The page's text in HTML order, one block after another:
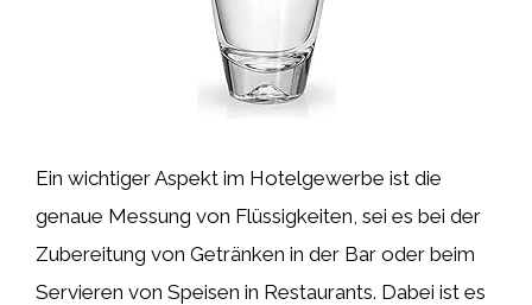
Ein wichtiger Aspekt im Hotelgewerbe ist die
genaue Messung von Flüssigkeiten, sei es bei der
Zubereitung von Getränken in der Bar oder beim
Servieren von Speisen in Restaurants. Dabei ist es